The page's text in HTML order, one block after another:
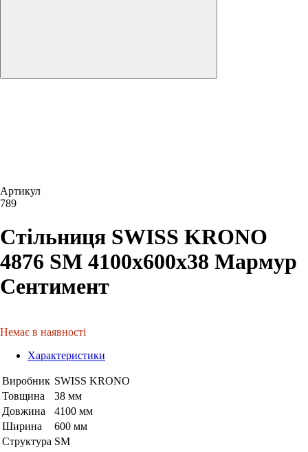
Артикул
789
Стільниця SWISS KRONO
4876 SМ 4100х600х38 Мармур
Сентимент
Немає в наявності
Характеристики
Виробник SWISS KRONO
Товщина
38 мм
Довжина
4100 мм
Ширина
600 мм
Структура SM